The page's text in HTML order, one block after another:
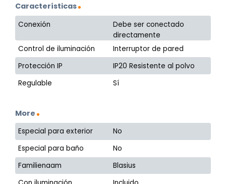
Características
Conexión
Debe ser conectado
directamente
Control de iluminación
Interruptor de pared
Protección IP
IP20 Resistente al polvo
Regulable
Sí
More
Especial para exterior
No
Especial para baño
No
Familienaam
Blasius